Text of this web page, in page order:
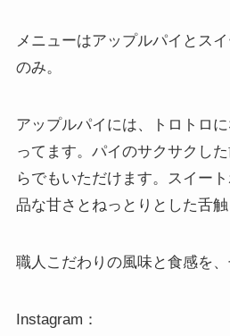
メニューはアップルパイとス
のみ。
アップルパイには、トロトロ
ってます。パイのサクサクし
らでもいただけます。スイー
品な甘さとねっとりとした舌触
職人こだわりの風味と食感を、
Instagram：